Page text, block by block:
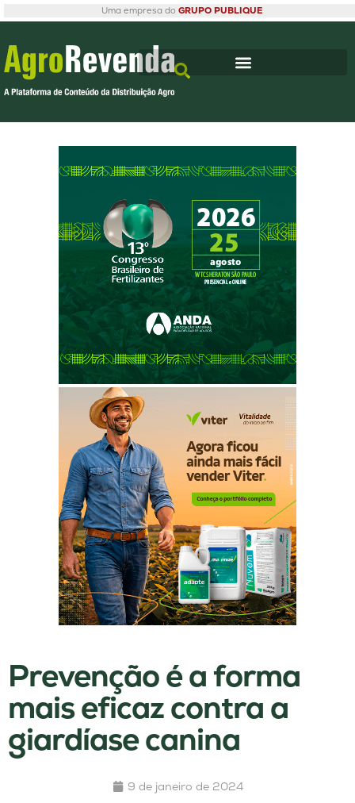
Uma empresa do GRUPO PUBLIQUE
Prevenção é a forma
mais eficaz contra a
giardíase canina
9 de janeiro de 2024